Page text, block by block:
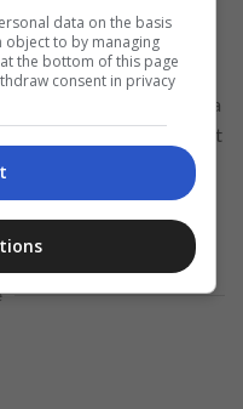
la gestion du
en horaires
dans votre CV.
de chaque offre montrera
de lire attentivement
prêt à répondre aux
data on the basis
object to by managing
the bottom of this page
consent in privacy